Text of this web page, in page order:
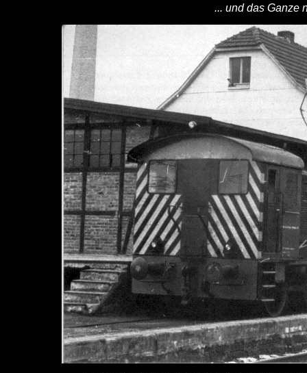
... und das Ganze